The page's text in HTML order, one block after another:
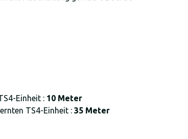
Einheit : 10 Meter
TS4-Einheit : 35 Meter